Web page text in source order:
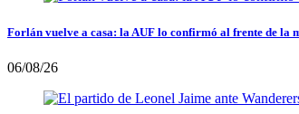
Forlán vuelve a casa: la AUF lo confirmó al frente de la
06/08/26